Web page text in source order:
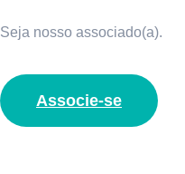
Seja nosso associado(a).
Associe-se